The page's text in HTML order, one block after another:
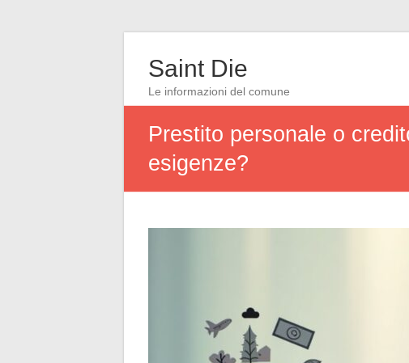
Saint Die
Le informazioni del comune
Prestito personale o
esigenze?